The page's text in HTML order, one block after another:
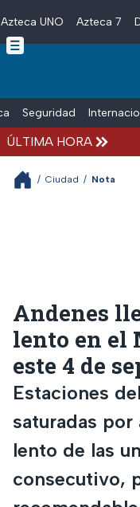
Skip to main content
Azteca UNO Azteca 7
Seguridad
ÚLTIMA HORA
/ Ciudad / Nota
Andenes
lento en el
este 4 de
Estaciones
saturadas por
lento de las
consecutivo,